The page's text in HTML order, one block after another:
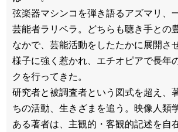
弦楽器マシンコを弾き語るアズマリ、
芸能者ラリベラ。どちらも聴き手との
なかで、芸能活動をしたたかに展開さ
様子に強く惹かれ、エチオピアで長年
クを行ってきた。
研究者と被調査者という図式を超え、
ちの活動、生きざまを追う。映像人類
ある著者は、主観的・客観的記述を自